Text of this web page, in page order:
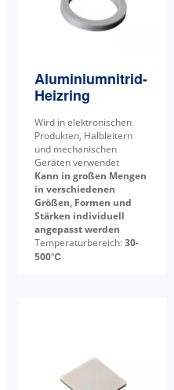
Aluminiumnitrid-
Heizring
Wird in elektronischen
Produkten, Halbleitern
und mechanischen
Geräten verwendet
Kann in großen Mengen
in verschiedenen
Größen, Formen und
Stärken individuell
angepasst werden
Temperaturbereich:30-
500℃